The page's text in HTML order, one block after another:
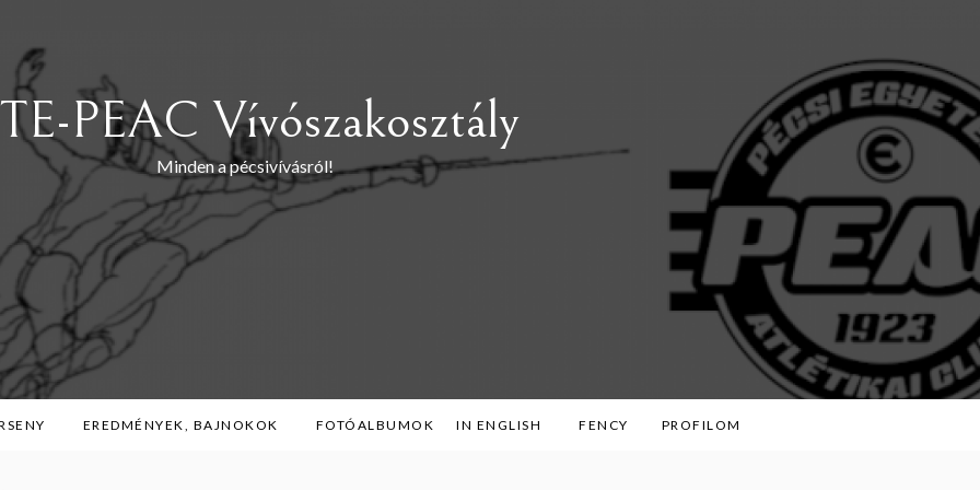
PEAC Vívószakosztály
Minden a pécsivívásról!
EREDMÉNYEK, BAJNOKOK FOTÓALBUMOK IN ENGLISH FENCY PROFILOM